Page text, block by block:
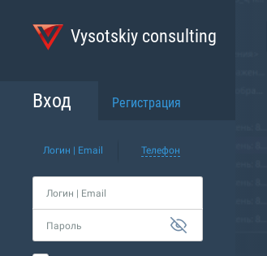
Vysotskiy consulting
Вход Регистрация
Логин | Email Телефон
Логин | Email
Пароль